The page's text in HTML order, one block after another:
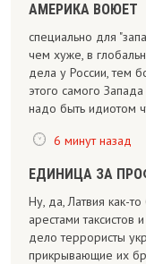
АМЕРИКА ВОЮЕТ
специально для
чем хуже, в
дела у России, тем
этого самого
надо быть идиотом
6 минут назад
ЕДИНИЦА ЗА
Ну, да, Латвия как-
арестами
дело террористы
прикрывающие их